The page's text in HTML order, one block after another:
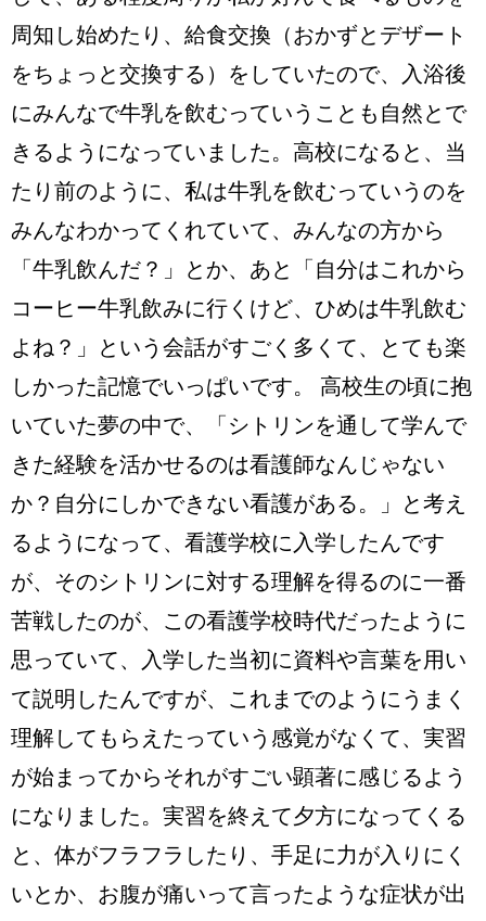
周知し始めたり、給食交換（おかずとデザート
をちょっと交換する）をしていたので、入浴後
にみんなで牛乳を飲むっていうことも自然とで
きるようになっていました。高校になると、当
たり前のように、私は牛乳を飲むっていうのを
みんなわかってくれていて、みんなの方から
「牛乳飲んだ？」とか、あと「自分はこれから
コーヒー牛乳飲みに行くけど、ひめは牛乳飲む
よね？」という会話がすごく多くて、とても楽
しかった記憶でいっぱいです。 高校生の頃に抱
いていた夢の中で、「シトリンを通して学んで
きた経験を活かせるのは看護師なんじゃない
か？自分にしかできない看護がある。」と考え
るようになって、看護学校に入学したんです
が、そのシトリンに対する理解を得るのに一番
苦戦したのが、この看護学校時代だったように
思っていて、入学した当初に資料や言葉を用い
て説明したんですが、これまでのようにうまく
理解してもらえたっていう感覚がなくて、実習
が始まってからそれがすごい顕著に感じるよう
になりました。実習を終えて夕方になってくる
と、体がフラフラしたり、手足に力が入りにく
いとか、お腹が痛いって言ったような症状が出